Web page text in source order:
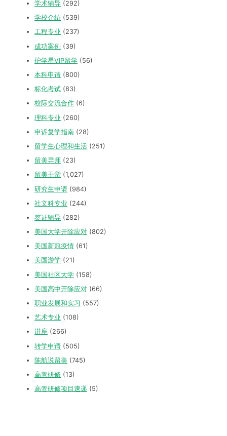
学术辅导 (292)
学校介绍 (539)
工程专业 (237)
成功案例 (39)
护学星VIP留学 (56)
本科申请 (800)
标化考试 (83)
校际交流合作 (6)
理科专业 (260)
申诉复学指南 (28)
留学生心理和生活 (251)
留美导师 (23)
留美干货 (1,027)
研究生申请 (984)
社文科专业 (244)
签证辅导 (282)
美国大学开除应对 (802)
美国新冠疫情 (61)
美国游学 (21)
美国社区大学 (158)
美国高中开除应对 (66)
职业发展和实习 (557)
艺术专业 (108)
讲座 (266)
转学申请 (505)
陈航说留美 (745)
高管研修 (13)
高管研修项目速递 (5)